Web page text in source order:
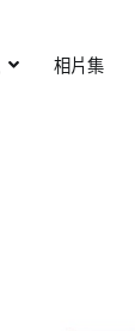
相片集